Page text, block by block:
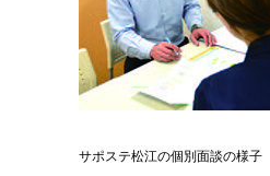
サポステ松江の個別面談の様子